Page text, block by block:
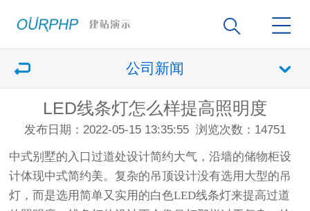
公司新闻
LED线条灯怎么样提高照明度
发布日期：2022-05-15 13:35:55 浏览次数：14751
中式别墅的入口过道处设计简约大气，沿墙的储物柜设
计体现中式简约美。复杂的吊顶设计没有选用大型的吊
灯，而是选用简单又实用的白色LED线条灯来提高过道